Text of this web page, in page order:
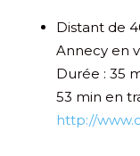
Distant de
Annecy en
Durée : 35
53 min en
http://